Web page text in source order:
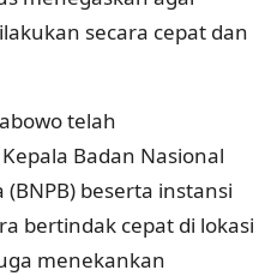
secara cepat dan
telah
Badan Nasional
beserta instansi
bertindak cepat di lokasi
menekankan